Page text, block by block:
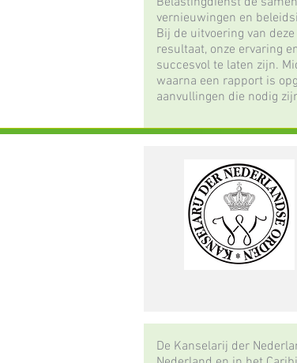
vernieuwingen en
Bij de uitvoering van
resultaat, onze ervaring
succesvol te laten zijn.
waarna een rapport is
aanvullingen die nodig
De Kanselarij der